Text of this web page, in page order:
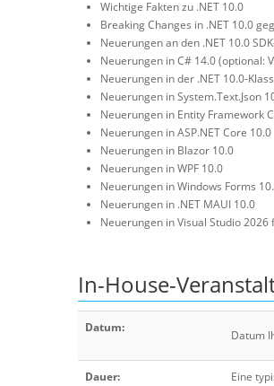
Wichtige Fakten zu .NET 10.0
Breaking Changes in .NET 10.0
Neuerungen an den .NET 10.0
Neuerungen in C# 14.0 (optional:
Neuerungen in der .NET 10.0-
Neuerungen in System.Text.Json
Neuerungen in Entity Framework
Neuerungen in ASP.NET Core 10.0
Neuerungen in Blazor 10.0
Neuerungen in WPF 10.0
Neuerungen in Windows Forms
Neuerungen in .NET MAUI 10.0
Neuerungen in Visual Studio 2026
In-House-
Datum:
Datum
Dauer: Eine